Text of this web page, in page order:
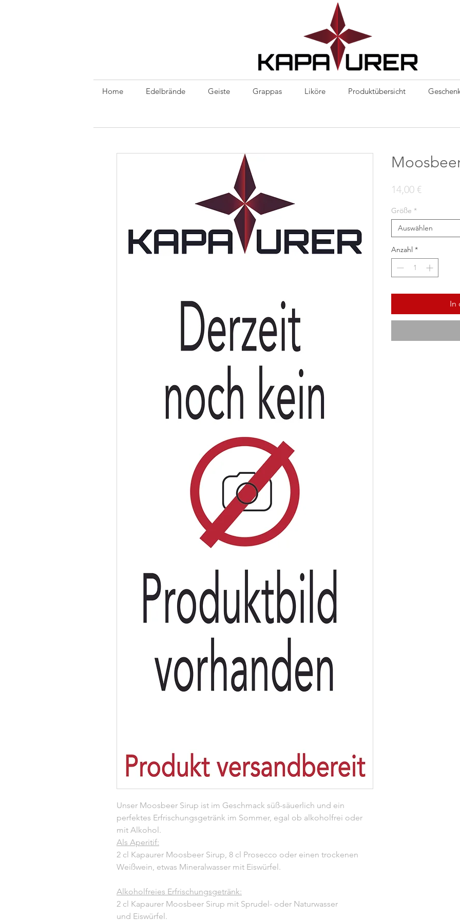
Home Edelbrände Geiste Grappas Liköre Produktübersicht
Unser Moosbeer Sirup ist im Geschmack süß-säuerlich und ein
perfektes Erfrischungsgetränk im Sommer, egal ob alkoholfrei oder
mit Alkohol.
Als Aperitif:
2 cl Kapaurer Moosbeer Sirup, 8 cl Prosecco oder einen trockenen
Weißwein, etwas Mineralwasser mit Eiswürfel.
Alkoholfreies Erfrischungsgetränk:
2 cl Kapaurer Moosbeer Sirup mit Sprudel- oder Naturwasser
und Eiswürfel.
14,00 €
Größe *
Auswählen
Anzahl *
In